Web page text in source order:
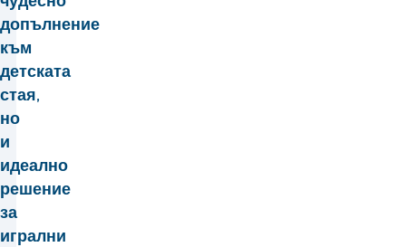
допълнение
към
детската
стая,
но
и
идеално
решение
за
игрални